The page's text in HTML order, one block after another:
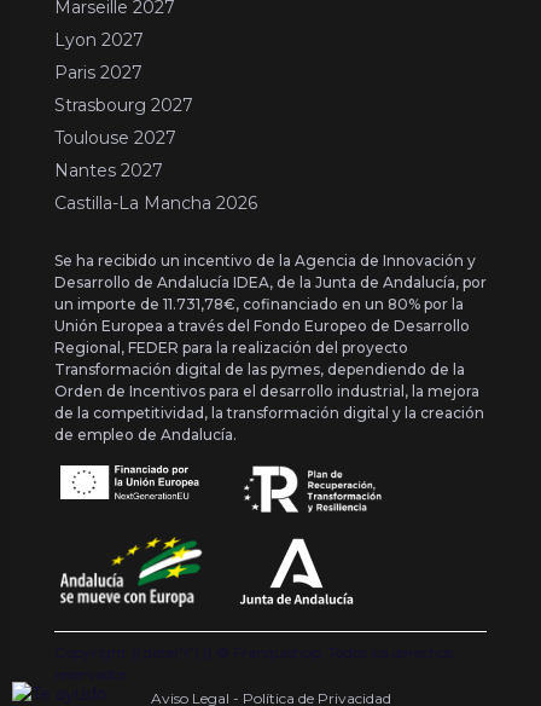
Marseille 2027
Lyon 2027
Paris 2027
Strasbourg 2027
Toulouse 2027
Nantes 2027
Castilla-La Mancha 2026
Se ha recibido un incentivo de la Agencia de Innovación y
Desarrollo de Andalucía IDEA, de la Junta de Andalucía, por
un importe de 11.731,78€, cofinanciado en un 80% por la
Unión Europea a través del Fondo Europeo de Desarrollo
Regional, FEDER para la realización del proyecto
Transformación digital de las pymes, dependiendo de la
Orden de Incentivos para el desarrollo industrial, la mejora
de la competitividad, la transformación digital y la creación
de empleo de Andalucía.
Copyright {{ date('Y') }} ® Franquishop. Todos los derechos
reservados
Aviso Legal - Política de Privacidad